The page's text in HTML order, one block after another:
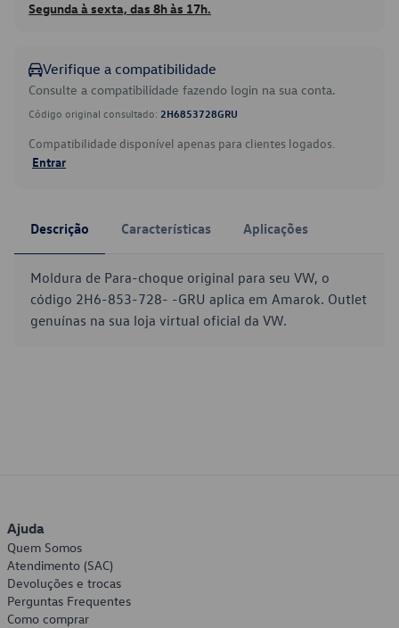
Segunda à sexta, das 8h às 17h.
Verifique a compatibilidade
Consulte a compatibilidade fazendo login na sua conta.
Código original consultado: 2H6853728GRU
Compatibilidade disponível apenas para clientes logados.
Entrar
Descrição Características Aplicações
Moldura de Para-choque original para seu VW, o
código 2H6-853-728- -GRU aplica em Amarok. Outlet
genuínas na sua loja virtual oficial da VW.
Ajuda
Quem Somos
Atendimento (SAC)
Devoluções e trocas
Perguntas Frequentes
Como comprar